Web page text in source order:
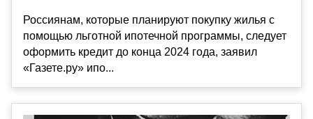
Россиянам, которые планируют покупку жилья с
помощью льготной ипотечной программы, следует
оформить кредит до конца 2024 года, заявил
«Газете.ру» ипо...